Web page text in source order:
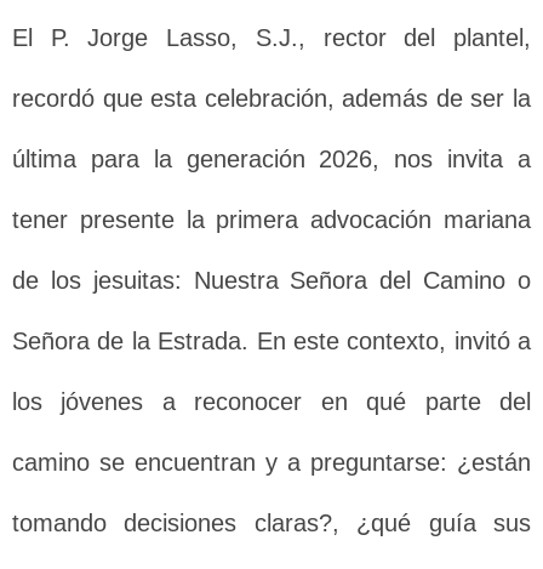
El P. Jorge Lasso, S.J., rector del plantel,
recordó que esta celebración, además de ser la
última para la generación 2026, nos invita a
tener presente la primera advocación mariana
de los jesuitas: Nuestra Señora del Camino o
Señora de la Estrada. En este contexto, invitó a
los jóvenes a reconocer en qué parte del
camino se encuentran y a preguntarse: ¿están
tomando decisiones claras?, ¿qué guía sus